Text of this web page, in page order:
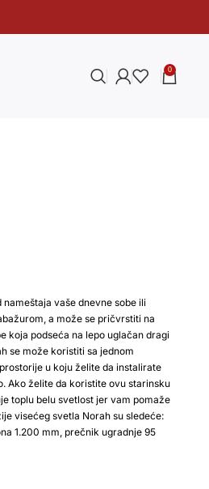
0
vaše dnevne sobe ili
a može se pričvrstiti na
koja podseća na lepo uglačan dragi
se može koristiti sa jednom
u koju želite da instalirate
Ako želite da koristite ovu starinsku
toplu belu svetlost jer vam pomaže
visećeg svetla Norah su sledeće:
1.200 mm, prečnik ugradnje 95